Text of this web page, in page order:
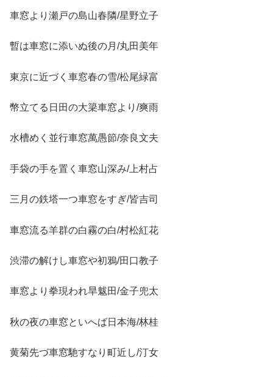
車窓より瀬戸の島山春隣/星野立子
暫は車窓に添いぬ後の月/丸田美年
東京に近づく車窓春の雪/松尾緑富
幣立てる日田の大簗車窓より/爽雨
水槽めく並行車窓萬愚節/奈良文夫
手袋の手を置く車窓山深み/上村占
三月の鉄塔一つ車窓をすぎ/皆吉司
車窓流る羊群の白霧の白/村松紅花
渋滞の解けし車窓や初鴉/田口教子
車窓より拳現われ旱魃田/金子兜太
秋の夜の車窓といへば日本海/林桂
黄菊先づ車窓馳すなり町近し/汀女